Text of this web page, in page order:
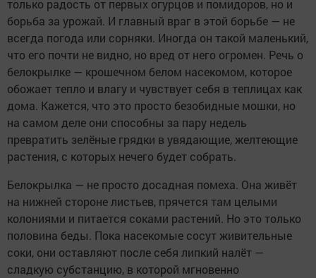
только радость от первых огурцов и помидоров, но и
борьба за урожай. И главный враг в этой борьбе — не
всегда погода или сорняки. Иногда он такой маленький,
что его почти не видно, но вред от него огромен. Речь о
белокрылке — крошечном белом насекомом, которое
обожает тепло и влагу и чувствует себя в теплицах как
дома. Кажется, что это просто безобидные мошки, но
на самом деле они способны за пару недель
превратить зелёные грядки в увядающие, желтеющие
растения, с которых нечего будет собрать.
Белокрылка — не просто досадная помеха. Она живёт
на нижней стороне листьев, прячется там целыми
колониями и питается соками растений. Но это только
половина беды. Пока насекомые сосут живительные
соки, они оставляют после себя липкий налёт —
сладкую субстанцию, в которой мгновенно